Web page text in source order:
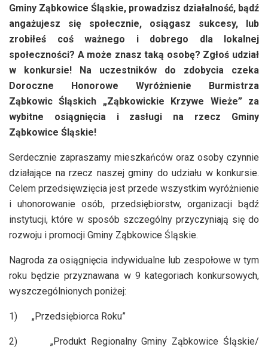
Gminy Ząbkowice Śląskie, prowadzisz działalność, bądź
angażujesz się społecznie, osiągasz sukcesy, lub
zrobiłeś coś ważnego i dobrego dla lokalnej
społeczności? A może znasz taką osobę? Zgłoś udział
w konkursie! Na uczestników do zdobycia czeka
Doroczne Honorowe Wyróżnienie Burmistrza
Ząbkowic Śląskich „Ząbkowickie Krzywe Wieże” za
wybitne osiągnięcia i zasługi na rzecz Gminy
Ząbkowice Śląskie!
Serdecznie zapraszamy mieszkańców oraz osoby czynnie
działające na rzecz naszej gminy do udziału w konkursie.
Celem przedsięwzięcia jest przede wszystkim wyróżnienie
i uhonorowanie osób, przedsiębiorstw, organizacji bądź
instytucji, które w sposób szczególny przyczyniają się do
rozwoju i promocji Gminy Ząbkowice Śląskie.
Nagroda za osiągnięcia indywidualne lub zespołowe w tym
roku będzie przyznawana w 9 kategoriach konkursowych,
wyszczególnionych poniżej:
1) „Przedsiębiorca Roku”
2) „Produkt Regionalny Gminy Ząbkowice Śląskie/